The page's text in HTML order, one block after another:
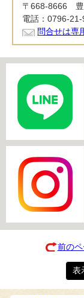
〒668-8666 豊
電話：0796-
問合せは専
前の
表